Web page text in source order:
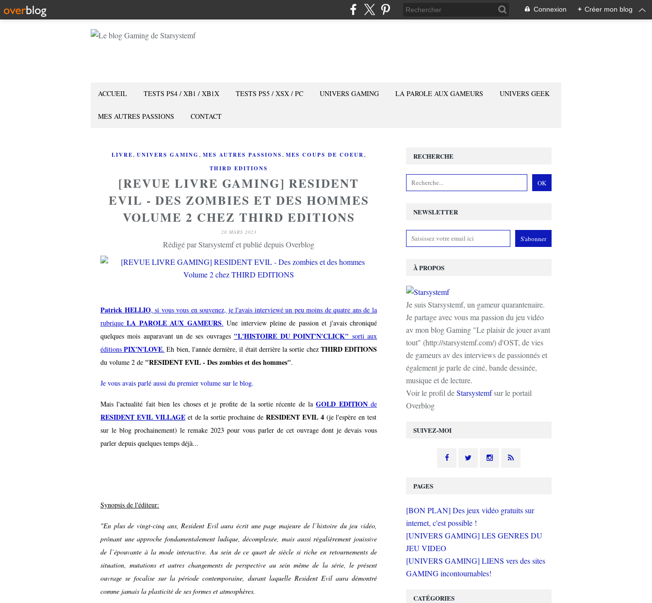
Connexion + Créer mon blog
ACCUEIL TESTS PS4 / XB1 / XB1X TESTS PS5 / XSX / PC UNIVERS GAMING LA PAROLE AUX GAMEURS UNIVERS GEEK
MES AUTRES PASSIONS CONTACT
LIVRE, UNIVERS GAMING , MES AUTRES PASSIONS, MES COUPS DE COEUR,
THIRD EDITIONS
[REVUE LIVRE GAMING] RESIDENT
EVIL - DES ZOMBIES ET DES HOMMES
VOLUME 2 CHEZ THIRD EDITIONS
20 MARS 2023
Rédigé par Starsystemf et publié depuis Overblog
Patrick HELLIO, si vous vous en souvenez, je l'avais interviewé un peu moins de quatre ans de la
rubriqueLA PAROLE AUX GAMEURS. Une interview pleine de passion et j'avais chroniqué
quelques mois auparavant un de ses ouvrages "L'HISTOIRE DU POINT'N'CLICK" sorti aux
éditionsPIX'N'LOVE. Eh bien, l'année dernière, il était derrière la sortie chez THIRD EDITIONS
du volume 2 de "RESIDENT EVIL - Des zombies et des hommes".
Je vous avais parlé aussi du premier volume sur le blog.
Mais l'actualité fait bien les choses et je profite de la sortie récente de laGOLD EDITIONde
RESIDENT EVIL VILLAGEet de la sortie prochaine de RESIDENT EVIL 4 (je l'espère en test
sur le blog prochainement) le remake 2023 pour vous parler de cet ouvrage dont je devais vous
parler depuis quelques temps déjà...
Synopsis de l'éditeur:
"En plus de vingt-cinq ans, Resident Evil aura écrit une page majeure de l’histoire du jeu vidéo,
prônant une approche fondamentalement ludique, décomplexée, mais aussi régulièrement jouissive
de l’épouvante à la mode interactive. Au sein de ce quart de siècle si riche en retournements de
situation, mutations et autres changements de perspective au sein même de la série, le présent
ouvrage se focalise sur la période contemporaine, durant laquelle Resident Evil aura démontré
comme jamais la plasticité de ses formes et atmosphères.
NEWSLETTER
SUIVEZ-MOI
RECHERCHE
À PROPOS
Je suis Starsystemf, un gameur quarantenaire.
Je partage avec vous ma passion du jeu vidéo
av mon blog Gaming "Le plaisir de jouer avant
tout" (http://starsystemf.com/) d'OST, de vies
de gameurs av des interviews de passionnés et
également je parle de ciné, bande dessinée,
musique et de lecture.
Voir le profil deStarsystemfsur le portail
Overblog
PAGES
[BON PLAN] Des jeux vidéo gratuits sur
internet, c'est possible !
[UNIVERS GAMING] LES GENRES DU
JEU VIDEO
[UNIVERS GAMING] LIENS vers des sites
GAMING incontournables!
CATÉGORIES